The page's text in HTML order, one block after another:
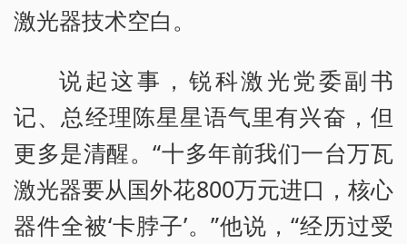
激光器技术空白。
说起这事，锐科激光党委副书
记、总经理陈星星语气里有兴奋，但
更多是清醒。“十多年前我们一台万瓦
激光器要从国外花800万元进口，核心
器件全被‘卡脖子’。”他说，“经历过受